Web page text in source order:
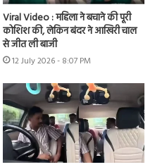
Viral Video : महिला ने बचाने की पूरी
कोशिश की, लेकिन बंदर ने आखिरी चाल
से जीत ली बाजी
12 July 2026 - 8:07 PM